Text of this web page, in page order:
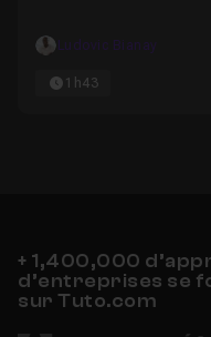
Ludovic Bianay
1h43
+ 1,400,000
d’entreprises se
sur Tuto.com